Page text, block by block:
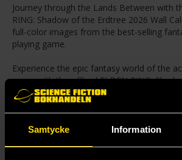
Samtycke Information
Journey through the Lands Between with
RING: Shadow of the Erdtree 2026 Wall
full-color images from the best-selling
playing game.
Experience the epic fantasy world of the
game with the official ELDEN RING:
2026 Wall Calendar, featuring full-color
Between and its inhabitants, friend and foe
Moon phases
Bonus spread for September–December